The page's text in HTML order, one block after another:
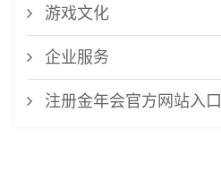
游戏文化
企业服务
注册金年会官方网站入口